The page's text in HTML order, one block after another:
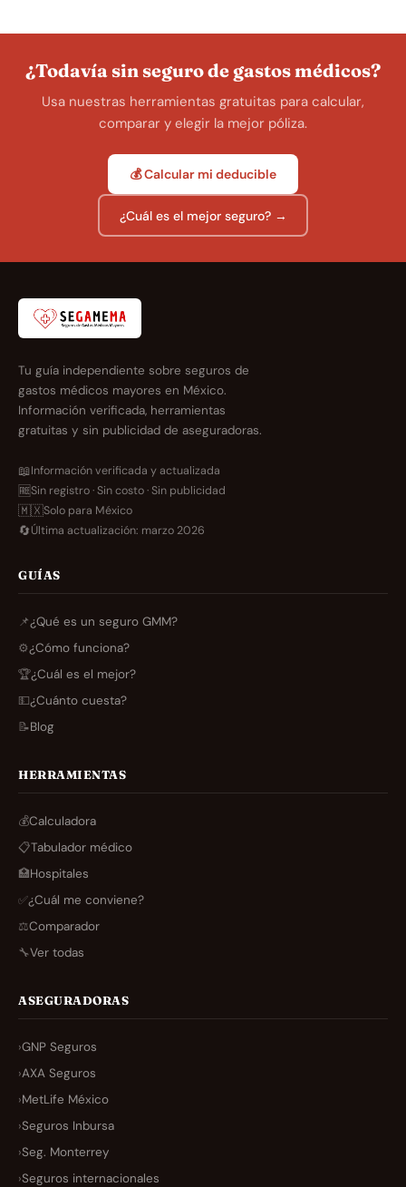
¿Todavía sin seguro de gastos médicos?
Usa nuestras herramientas gratuitas para calcular,
comparar y elegir la mejor póliza.
💰 Calcular mi deducible
¿Cuál es el mejor seguro? →
Tu guía independiente sobre seguros de
gastos médicos mayores en México.
Información verificada, herramientas
gratuitas y sin publicidad de aseguradoras.
📖Información verificada y actualizada
🆓Sin registro · Sin costo · Sin publicidad
🇲🇽Solo para México
🔄Última actualización: marzo 2026
GUÍAS
📌¿Qué es un seguro GMM?
⚙️¿Cómo funciona?
🏆¿Cuál es el mejor?
💵¿Cuánto cuesta?
📝Blog
HERRAMIENTAS
💰Calculadora
📋Tabulador médico
🏥Hospitales
✅¿Cuál me conviene?
⚖️Comparador
🔧Ver todas
ASEGURADORAS
›GNP Seguros
›AXA Seguros
›MetLife México
›Seguros Inbursa
›Seg. Monterrey
›Seguros internacionales